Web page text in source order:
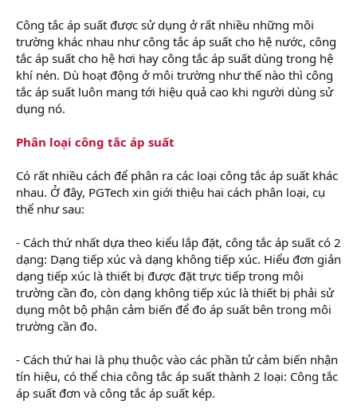
Công tắc áp suất được sử dụng ở rất nhiều những môi
trường khác nhau như công tắc áp suất cho hệ nước, công
tắc áp suất cho hệ hơi hay công tắc áp suất dùng trong hệ
khí nén. Dù hoạt động ở môi trường như thế nào thì công
tắc áp suất luôn mang tới hiệu quả cao khi người dùng sử
dụng nó.
Phân loại công tắc áp suất
Có rất nhiều cách để phân ra các loại công tắc áp suất khác
nhau. Ở đây, PGTech xin giới thiệu hai cách phân loại, cụ
thể như sau:
- Cách thứ nhất dựa theo kiểu lắp đặt, công tắc áp suất có 2
dạng: Dạng tiếp xúc và dạng không tiếp xúc. Hiểu đơn giản
dạng tiếp xúc là thiết bị được đặt trực tiếp trong môi
trường cần đo, còn dạng không tiếp xúc là thiết bị phải sử
dụng một bộ phận cảm biến để đo áp suất bên trong môi
trường cần đo.
- Cách thứ hai là phụ thuộc vào các phần tử cảm biến nhận
tín hiệu, có thể chia công tắc áp suất thành 2 loại: Công tắc
áp suất đơn và công tắc áp suất kép.